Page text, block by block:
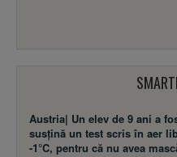
Austria| Un elev de 9 ani a
susţină un test scris în aer
-1°C, pentru că nu avea